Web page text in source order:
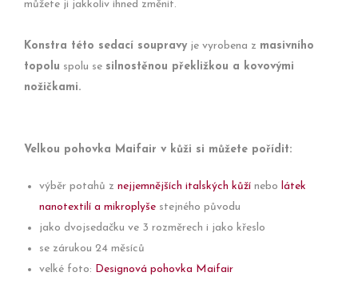
můžete ji jakkoliv ihned změnit.
Konstra této sedací soupravy je vyrobena z masivního
topolu spolu se silnostěnou překližkou a kovovými
nožičkami.
Velkou pohovka Maifair v kůži si můžete pořídit:
výběr potahů z nejjemnějších italských kůží nebo látek
nanotextilí a mikroplyše stejného původu
jako dvojsedačku ve 3 rozměrech i jako křeslo
se zárukou 24 měsíců
velké foto: Designová pohovka Maifair